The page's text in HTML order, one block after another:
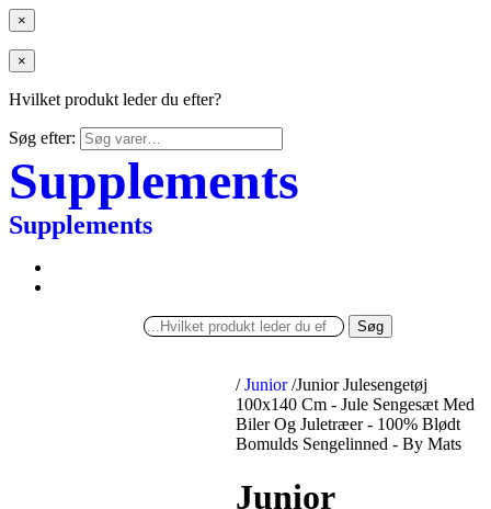
×
×
Hvilket produkt leder du efter?
Søg efter:
Supplements
Supplements
Søg
/ Junior /Junior Julesengetøj
100x140 Cm - Jule Sengesæt Med
Biler Og Juletræer - 100% Blødt
Bomulds Sengelinned - By Mats
Junior